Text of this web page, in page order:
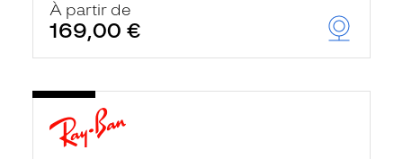
À partir de
169,00 €